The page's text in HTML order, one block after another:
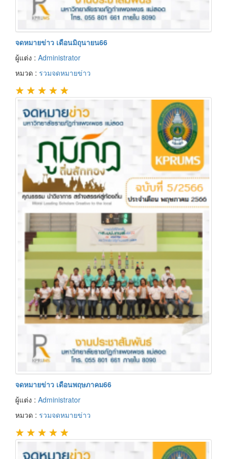
จดหมายข่าว เดือนมิถุนายน66
ผู้แต่ง : Administrator
หมวด : รวมจดหมายข่าว
★ ★ ★ ★ ★
จดหมายข่าว เดือนพฤษภาคม66
ผู้แต่ง : Administrator
หมวด : รวมจดหมายข่าว
★ ★ ★ ★ ★